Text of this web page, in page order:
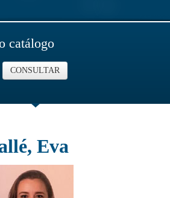
catálogo
CONSULTAR
Eva